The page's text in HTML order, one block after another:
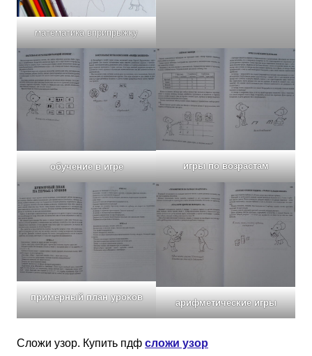
математика вприпрыжку
обучение в игре игры по возрастам
примерный план уроков
арифметические игры
Сложи узор. Купить пдф сложи узор